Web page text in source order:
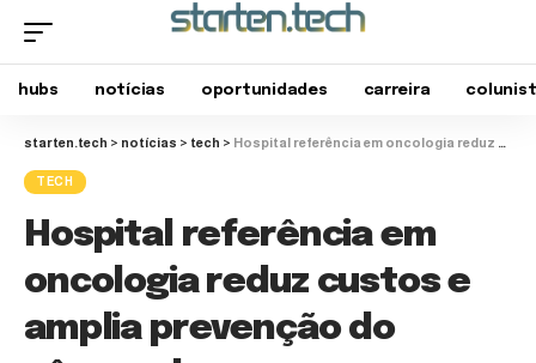
hubs notícias oportunidades carreira
starten.tech > notícias > tech > Hospital referência em oncologia reduz custos e amplia prevenção do câncer de mama com tecnologia da Pixeon
TECH
Hospital referência em
oncologia reduz custos e
amplia prevenção do